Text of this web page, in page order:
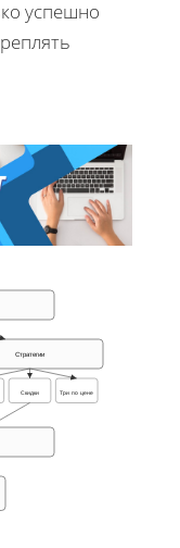
успешно
Стратегии
Скидки Три по цене